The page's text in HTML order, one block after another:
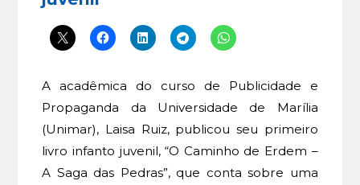
A acadêmica do curso de Publicidade e
Propaganda da Universidade de Marília
(Unimar), Laisa Ruiz, publicou seu primeiro
livro infanto juvenil, “O Caminho de Erdem –
A Saga das Pedras”, que conta sobre uma